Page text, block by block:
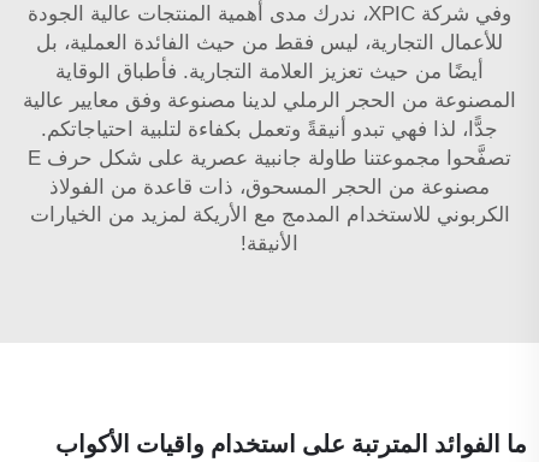
وفي شركة XPIC، ندرك مدى أهمية المنتجات عالية الجودة
للأعمال التجارية، ليس فقط من حيث الفائدة العملية، بل
أيضًا من حيث تعزيز العلامة التجارية. فأطباق الوقاية
المصنوعة من الحجر الرملي لدينا مصنوعة وفق معايير عالية
جدًّا، لذا فهي تبدو أنيقةً وتعمل بكفاءة لتلبية احتياجاتكم.
تصفَّحوا مجموعتنا
طاولة جانبية عصرية على شكل حرف E
مصنوعة من الحجر المسحوق، ذات قاعدة من الفولاذ
الكربوني للاستخدام المدمج مع الأريكة لمزيد من الخيارات
الأنيقة!
ما الفوائد المترتبة على استخدام واقيات الأكواب